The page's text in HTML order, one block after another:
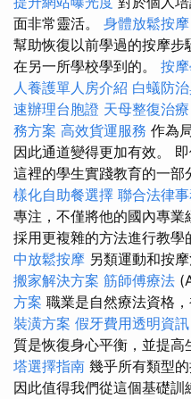
面非常靈活。 身體放鬆按摩
幫助恢復以前學過的按摩
在另一所學校學到的。 按
人養護單人房介紹 白蟻防
速辦理台胞證 天母整復治療
務方案 高效貨運服務 作為
因此通道變得更加有效。
這裡的學生實踐教育的一部
樣化自助餐選擇 聯合法律
專注，不僅將他的國內專
採用更複雜的方法進行教學
中放鬆按摩 另類運動和按
搬家解決方案 筋師傅療法
方案 職業是自然療法資格
裝潢方案 假牙費用透明資訊
質是恢復身心平衡，並提高
塔選擇指南 幾乎所有類型
因此值得我們從這個基礎